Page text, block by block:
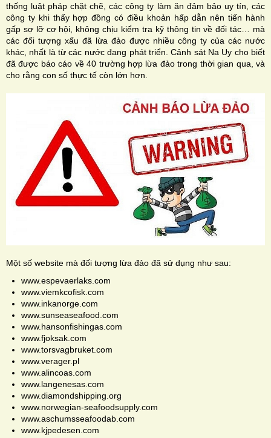
thống luật pháp chặt chẽ, các công ty làm ăn đảm bảo uy tín, các
công ty khi thấy hợp đồng có điều khoản hấp dẫn nên tiến hành
gấp sợ lỡ cơ hội, không chịu kiểm tra kỹ thông tin về đối tác… mà
các đối tượng xấu đã lừa đảo được nhiều công ty của các nước
khác, nhất là từ các nước đang phát triển. Cảnh sát Na Uy cho biết
đã được báo cáo về 40 trường hợp lừa đảo trong thời gian qua, và
cho rằng con số thực tế còn lớn hơn.
Một số website mà đối tượng lừa đảo đã sử dụng như sau:
www.espevaerlaks.com
www.viemkcofisk.com
www.inkanorge.com
www.sunseaseafood.com
www.hansonfishingas.com
www.fjoksak.com
www.torsvagbruket.com
www.verager.pl
www.alincoas.com
www.langenesas.com
www.diamondshipping.org
www.norwegian-seafoodsupply.com
www.aschumsseafoodab.com
www.kjpedesen.com